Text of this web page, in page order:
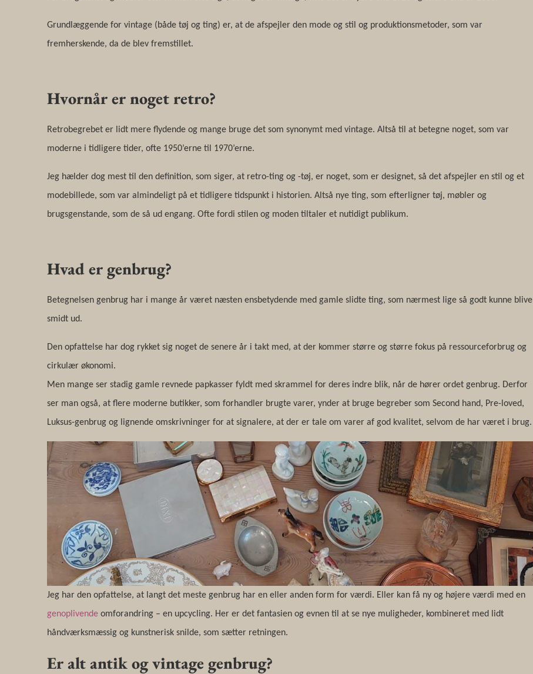
Grundlæggende for vintage (både tøj og ting) er, at de afspejler den mode og stil og produktionsmetoder, som var
fremherskende, da de blev fremstillet.
Hvornår er noget retro?
Retrobegrebet er lidt mere flydende og mange bruge det som synonymt med vintage. Altså til at betegne noget, som var
moderne i tidligere tider, ofte 1950’erne til 1970’erne.
Jeg hælder dog mest til den definition, som siger, at retro-ting og -tøj, er noget, som er designet, så det afspejler en stil og et
modebillede, som var almindeligt på et tidligere tidspunkt i historien. Altså nye ting, som efterligner tøj, møbler og
brugsgenstande, som de så ud engang. Ofte fordi stilen og moden tiltaler et nutidigt publikum.
Hvad er genbrug?
Betegnelsen genbrug har i mange år været næsten ensbetydende med gamle slidte ting, som nærmest lige så godt kunne blive
smidt ud.
Den opfattelse har dog rykket sig noget de senere år i takt med, at der kommer større og større fokus på ressourceforbrug og
cirkulær økonomi.
Men mange ser stadig gamle revnede papkasser fyldt med skrammel for deres indre blik, når de hører ordet genbrug. Derfor
ser man også, at flere moderne butikker, som forhandler brugte varer, ynder at bruge begreber som Second hand, Pre-loved,
Luksus-genbrug og lignende omskrivninger for at signalere, at der er tale om varer af god kvalitet, selvom de har været i brug.
Jeg har den opfattelse, at langt det meste genbrug har en eller anden form for værdi. Eller kan få ny og højere værdi med en
genoplivendeomforandring – en upcycling. Her er det fantasien og evnen til at se nye muligheder, kombineret med lidt
håndværksmæssig og kunstnerisk snilde, som sætter retningen.
Er alt antik og vintage genbrug?